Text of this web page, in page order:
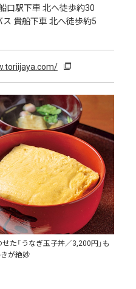
口駅下車 北へ徒歩約30
ス 貴船下車 北へ徒歩約5
た「うなぎ玉子丼／3,200円」も
が絶妙